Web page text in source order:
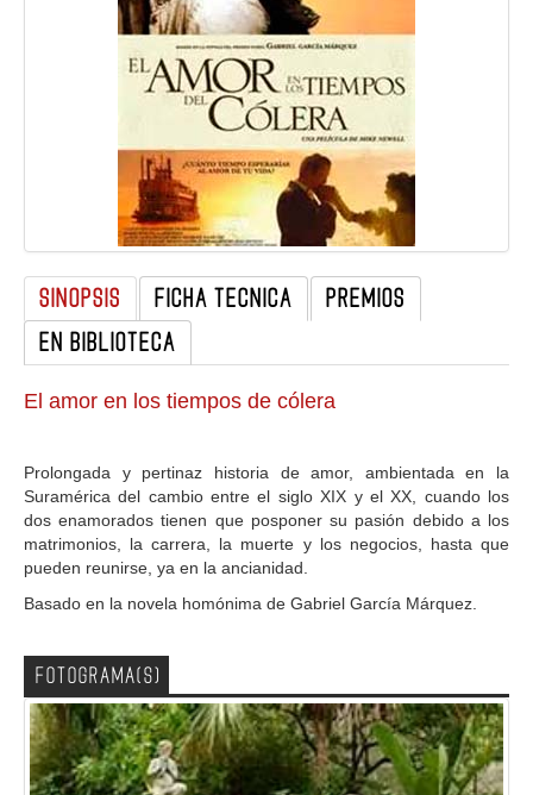
GALERIA
SINOPSIS FICHA TECNICA
PREMIOS
EN BIBLIOTECA
El amor en los tiempos de cólera
Prolongada y pertinaz historia de amor, ambientada en la
Suramérica del cambio entre el siglo XIX y el XX, cuando los
dos enamorados tienen que posponer su pasión debido a los
matrimonios, la carrera, la muerte y los negocios, hasta que
pueden reunirse, ya en la ancianidad.
Basado en la novela homónima de Gabriel García Márquez.
FOTOGRAMA(S)